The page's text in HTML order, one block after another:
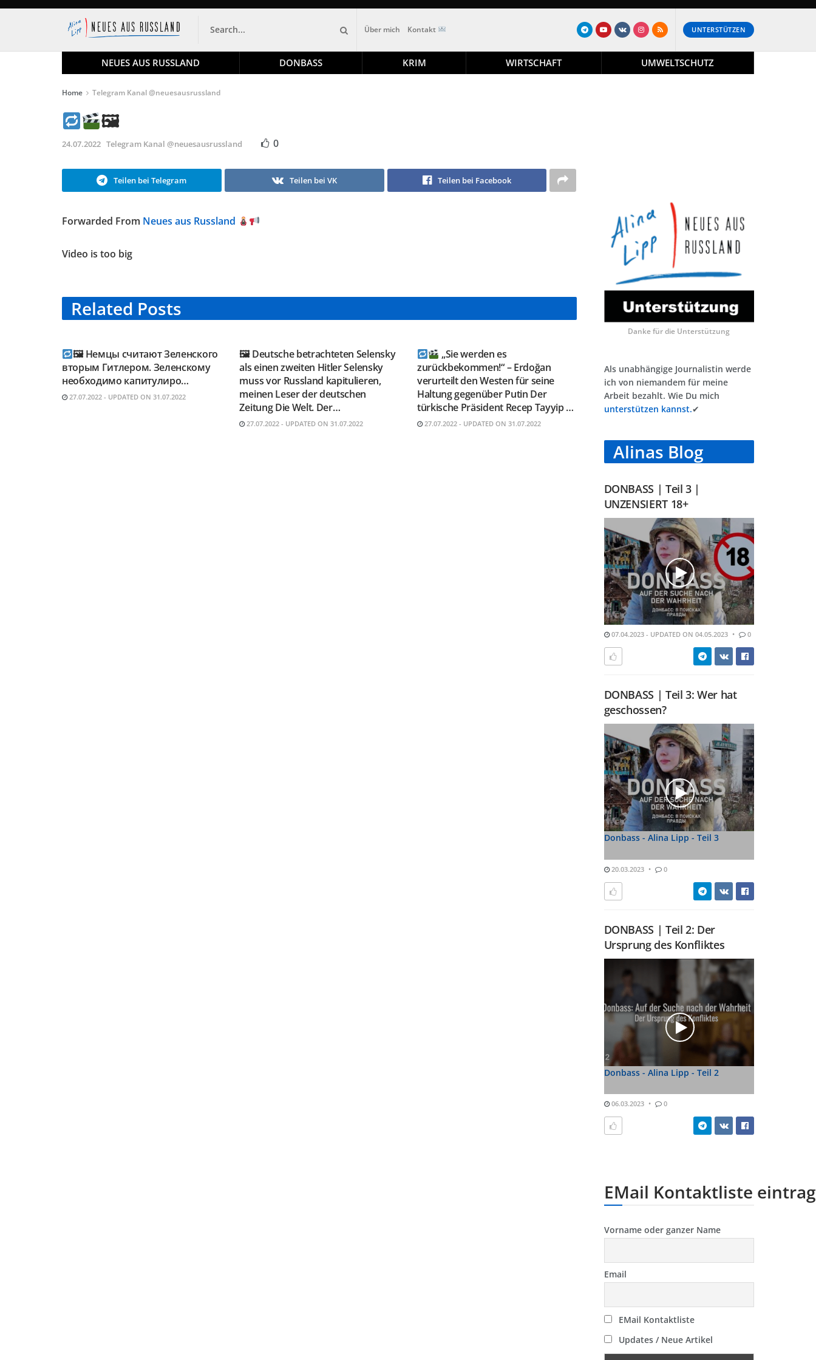
Über mich Kontakt UNTERSTÜTZEN
NEUES AUS RUSSLAND DONBASS KRIM WIRTSCHAFT UMWELTSCHUTZ
Home Telegram Kanal @neuesausrussland
🖼
24.07.2022 Telegram Kanal @neuesausrussland 0
Teilen bei Telegram Teilen bei VK Teilen bei Facebook
Forwarded From Neues aus Russland
Video is too big
Related Posts
TELEGRAM KANAL
🖼 Немцы считают Зеленского
вторым Гитлером. Зеленскому
необходимо капитулиро…
27.07.2022 - UPDATED ON 31.07.2022
TELEGRAM KANAL
🖼 Deutsche betrachteten Selensky
als einen zweiten Hitler Selensky
muss vor Russland kapitulieren,
meinen Leser der deutschen
Zeitung Die Welt. Der…
27.07.2022 - UPDATED ON 31.07.2022
TELEGRAM KANAL
„Sie werden es
zurückbekommen!“ – Erdoğan
verurteilt den Westen für seine
Haltung gegenüber Putin Der
türkische Präsident Recep Tayyip …
27.07.2022 - UPDATED ON 31.07.2022
Danke für die Unterstützung
Als unabhängige Journalistin werde
ich von niemandem für meine
Arbeit bezahlt. Wie Du mich
unterstützen kannst.✔
Alinas Blog
DONBASS | Teil 3 |
UNZENSIERT 18+
07.04.2023 - UPDATED ON 04.05.2023 0
DONBASS | Teil 3: Wer hat
geschossen?
Donbass - Alina Lipp - Teil 3
20.03.2023 0
DONBASS | Teil 2: Der
Ursprung des Konfliktes
Donbass - Alina Lipp - Teil 2
06.03.2023 0
EMail Kontaktliste
Vorname oder ganzer Name
Email
EMail Kontaktliste
Updates / Neue Artikel